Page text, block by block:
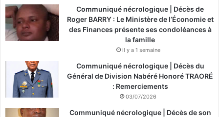
Communiqué nécrologique | Décès de
Roger BARRY : Le Ministère de l’Économie et
des Finances présente ses condoléances à
la famille
il y a 1 semaine
Communiqué nécrologique | Décès du
Général de Division Nabéré Honoré TRAORÉ
: Remerciements
03/07/2026
Communiqué nécrologique | Décès de son